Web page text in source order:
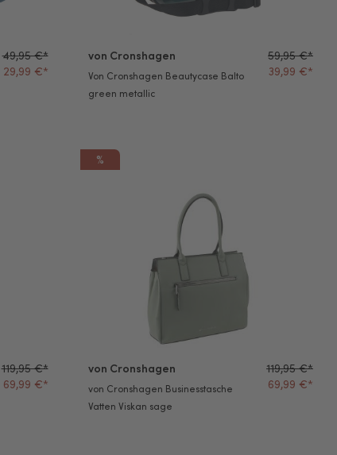
49,95 €*
29,99 €*
von Cronshagen
Von Cronshagen Beautycase Balto
green metallic
59,95 €*
39,99 €*
119,95 €*
69,99 €*
%
von Cronshagen
von Cronshagen Businesstasche
Vatten Viskan sage
119,95 €*
69,99 €*